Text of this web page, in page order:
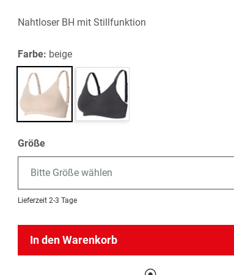
Nahtloser BH mit Stillfunktion
Farbe: beige
Größe
Bitte Größe wählen
Lieferzeit 2-3 Tage
In den Warenkorb